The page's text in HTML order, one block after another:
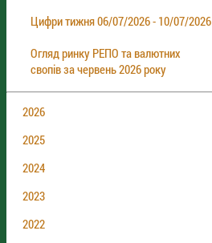
Цифри тижня 06/07/2026 - 10/07/2026
Огляд ринку РЕПО та валютних
свопів за червень 2026 року
2026
2025
2024
2023
2022